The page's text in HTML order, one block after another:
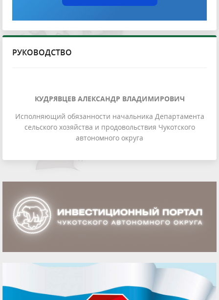
РУКОВОДСТВО
КУДРЯВЦЕВ АЛЕКСАНДР ВЛАДИМИРОВИЧ
Исполняющий обязанности начальника Департамента
сельского хозяйства и продовольствия Чукотского
автономного округа